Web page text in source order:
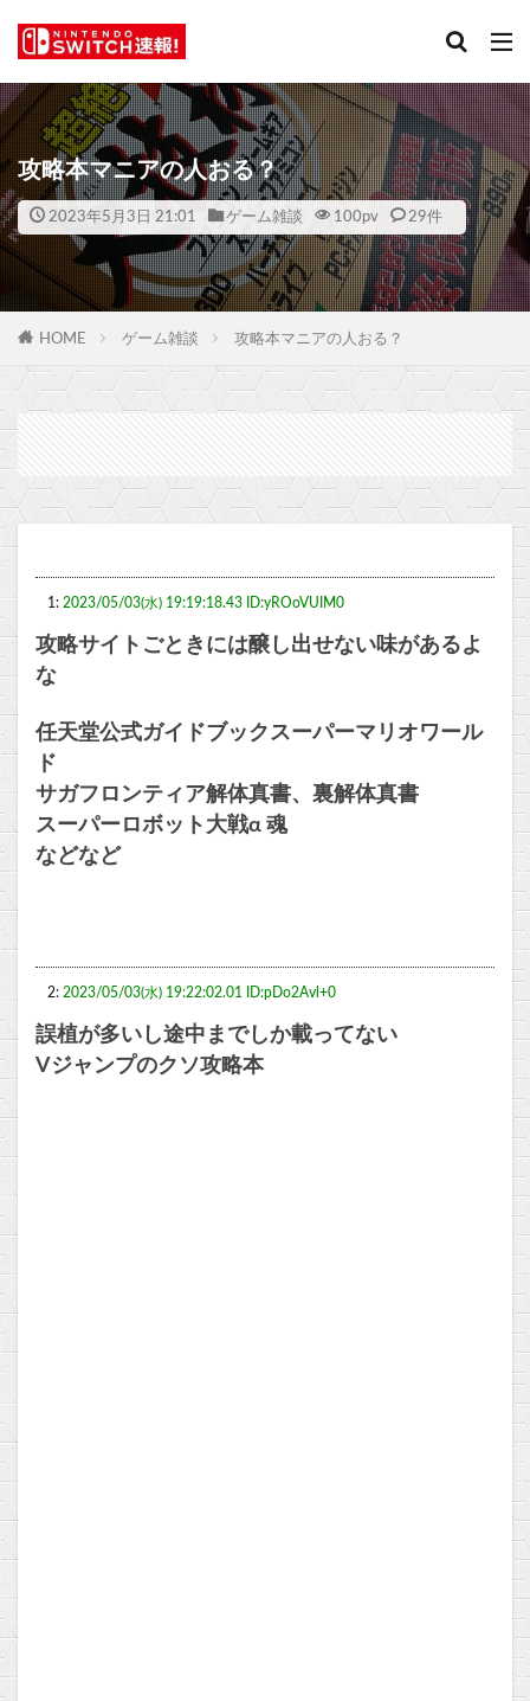
攻略本マニアの人おる？
2023年5月3日 21:01 ゲーム雑談 100pv 29件
HOME ゲーム雑談 攻略本マニアの人おる？
1: 2023/05/03(水) 19:19:18.43 ID:yROoVUIM0
攻略サイトごときには醸し出せない味があるよ
な
任天堂公式ガイドブックスーパーマリオワール
ド
サガフロンティア解体真書、裏解体真書
スーパーロボット大戦α 魂
などなど
2: 2023/05/03(水) 19:22:02.01 ID:pDo2Avl+0
誤植が多いし途中までしか載ってない
Vジャンプのクソ攻略本